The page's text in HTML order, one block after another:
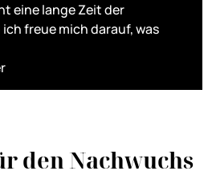
eine lange Zeit der
freue mich darauf, was
den Nachwuchs